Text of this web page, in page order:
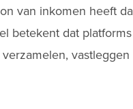
van inkomen heeft
betekent dat